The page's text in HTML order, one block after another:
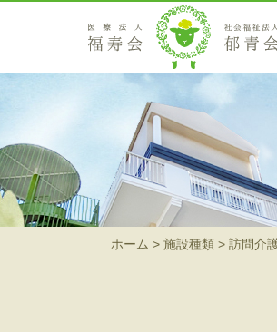
藤戸クリニック
訪問看護ステーション
在
ホーム 施設種類 訪問介